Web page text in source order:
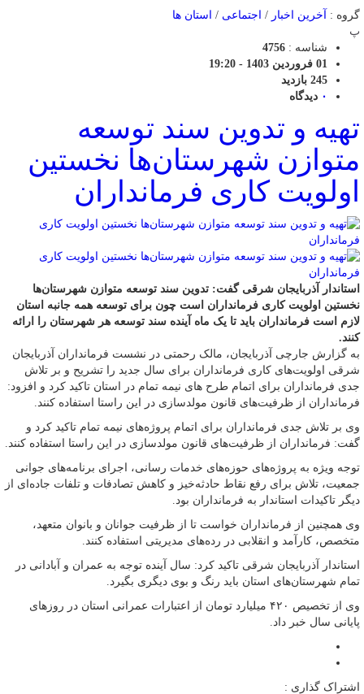
گروه : آخرین اخبار / اجتماعی / استان ها
پ
شناسه : 4756
01 فروردین 1403 - 19:20
245 بازدید
۰ دیدگاه
تهیه و تدوین سند توسعه
متوازن شهرستان‌ها نخستین
اولویت کاری فرمانداران
استاندار آذربایجان شرقی گفت: تدوین سند توسعه متوازن شهرستان‌ها
نخستین اولویت کاری فرمانداران است چون برای توسعه همه جانبه استان
لازم است فرمانداران باید تا یک ماه آینده سند توسعه هر شهرستان را ارائه
کنند.
به گزارش جارچی آذربایجان، مالک رحمتی در نشست فرمانداران آذربایجان
شرقی اولویت‌های کاری فرمانداران برای سال جدید را تشریح و بر تلاش
جدی فرمانداران برای اتمام طرح های نیمه تمام در استان تاکید کرد و افزود:
فرمانداران از ظرفیت‌های قانون مولدسازی در این راستا استفاده کنند.
وی بر تلاش جدی فرمانداران برای اتمام پروژه‌های نیمه تمام تاکید کرد و
گفت: فرمانداران از ظرفیت‌های قانون مولدسازی در این راستا استفاده کنند.
توجه ویژه به پروژه‌های حوزه‌های خدمات رسانی، اجرای برنامه‌های جوانی
جمعیت، تلاش برای رفع نقاط حادثه‌خیز و کاهش تصادفات و تلفات جاده‌ای از
دیگر تاکیدات استاندار به فرمانداران بود.
وی همچنین از فرمانداران خواست تا از ظرفیت جوانان و بانوان متعهد،
متخصص، کارآمد و انقلابی در رده‌های مدیریتی استفاده کنند.
استاندار آذربایجان شرقی تاکید کرد: سال آینده توجه به عمران و آبادانی در
تمام شهرستان‌های استان باید رنگ و بوی دیگری بگیرد.
وی از تخصیص ۴۲۰ میلیارد تومان از اعتبارات عمرانی استان در روزهای
پایانی سال خبر داد.
اشتراک گذاری :